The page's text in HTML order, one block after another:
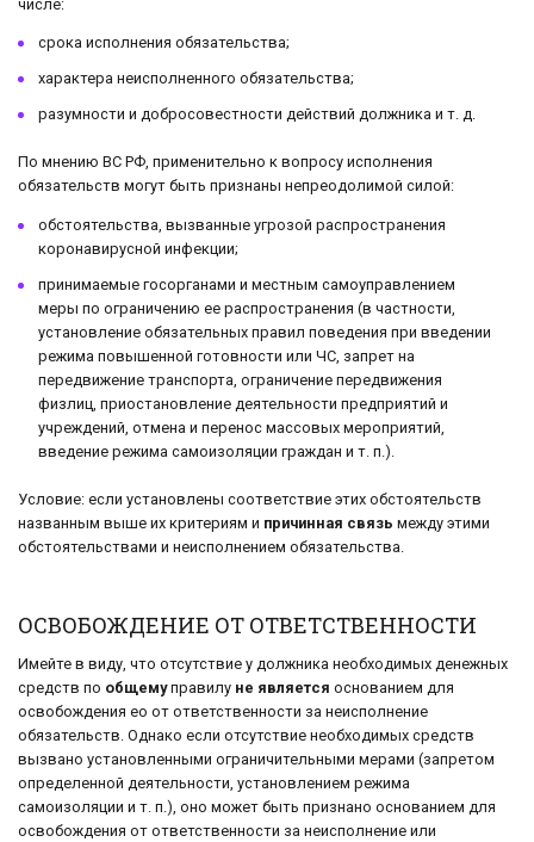
числе:
срока исполнения обязательства;
характера неисполненного обязательства;
разумности и добросовестности действий должника и т. д.
По мнению ВС РФ, применительно к вопросу исполнения
обязательств могут быть признаны непреодолимой силой:
обстоятельства, вызванные угрозой распространения
коронавирусной инфекции;
принимаемые госорганами и местным самоуправлением
меры по ограничению ее распространения (в частности,
установление обязательных правил поведения при введении
режима повышенной готовности или ЧС, запрет на
передвижение транспорта, ограничение передвижения
физлиц, приостановление деятельности предприятий и
учреждений, отмена и перенос массовых мероприятий,
введение режима самоизоляции граждан и т. п.).
Условие: если установлены соответствие этих обстоятельств
названным выше их критериям и причинная связь между этими
обстоятельствами и неисполнением обязательства.
ОСВОБОЖДЕНИЕ ОТ ОТВЕТСТВЕННОСТИ
Имейте в виду, что отсутствие у должника необходимых денежных
средств по общемуправилу не является основанием для
освобождения ео от ответственности за неисполнение
обязательств. Однако если отсутствие необходимых средств
вызвано установленными ограничительными мерами (запретом
определенной деятельности, установлением режима
самоизоляции и т. п.), оно может быть признано основанием для
освобождения от ответственности за неисполнение или